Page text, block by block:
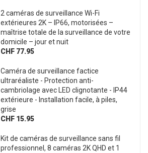
2 caméras de surveillance Wi-Fi
extérieures 2K – IP66, motorisées –
maîtrise totale de la surveillance de votre
domicile – jour et nuit
CHF 77.95
Caméra de surveillance factice
ultraréaliste - Protection anti-
cambriolage avec LED clignotante - IP44
extérieure - Installation facile, à piles,
grise
CHF 15.95
Kit de caméras de surveillance sans fil
professionnel, 8 caméras 2K QHD et 1